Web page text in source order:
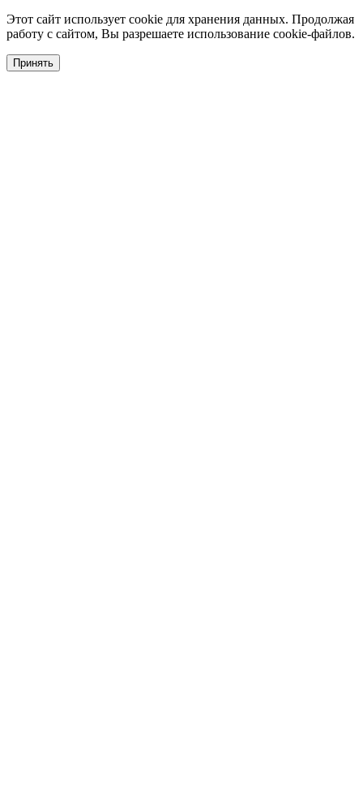
Этот сайт использует cookie для хранения данных. Продолжая
работу с сайтом, Вы разрешаете использование cookie-файлов.
Принять